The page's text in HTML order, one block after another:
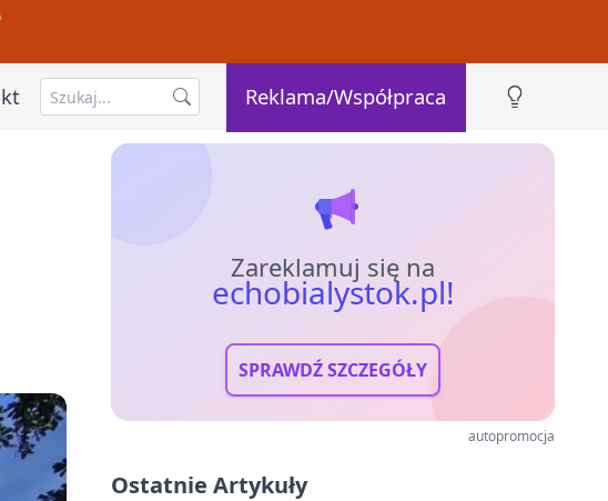
Reklama/Współpraca
Zareklamuj się na
echobialystok.pl!
SPRAWDŹ SZCZEGÓŁY
autopromocja
Ostatnie Artykuły